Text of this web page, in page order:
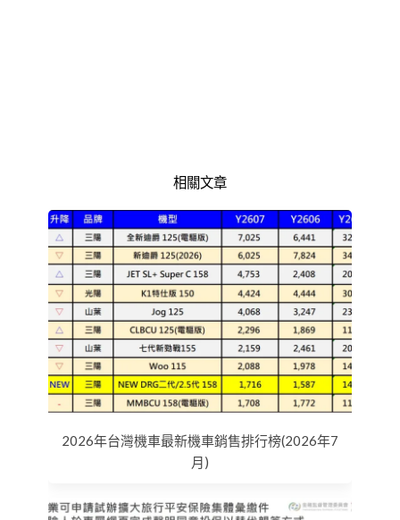
相關文章
2026年台灣機車最新機車銷售排行榜(2026年7
月)